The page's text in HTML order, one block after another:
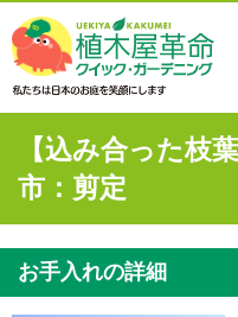
【込み合った枝
市：剪定
お手入れの詳細